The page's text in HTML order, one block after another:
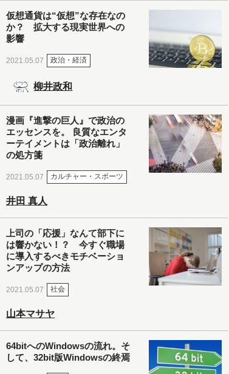
仮想通貨は“仮想”な存在なの
か？ 拡大する現実世界への
影響
2021.05.07 政治・経済
柳井政和
漫画『進撃の巨人』で政治の
エッセンスを。 良質なエンタ
ーテイメントは「政治離れ」
の処方箋
2021.05.07 カルチャー・スポーツ
井田 真人
上司の「応援」なんて部下に
は響かない！？ 今すぐ職場
に導入するべきモチベーショ
ンアップの方法
2021.05.07 社会
山本マサヤ
64bitへのWindowsの流れ。そ
して、32bit版Windowsの終焉